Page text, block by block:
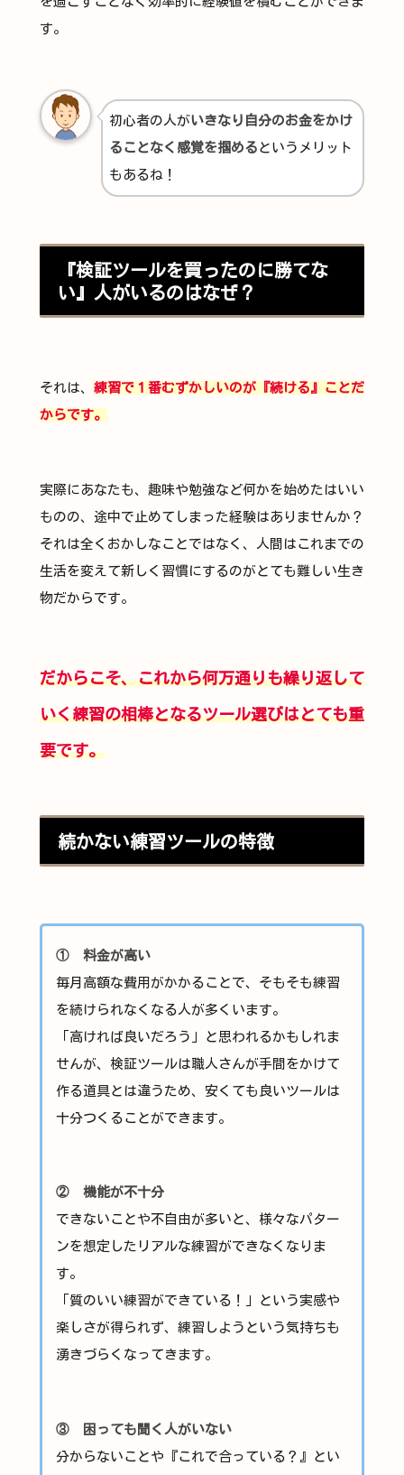
す。
初心者の人がいきなり自分のお金をかけ
ることなく感覚を掴める というメリット
もあるね！
『検証ツールを買ったのに勝てな
い』人がいるのはなぜ？
それは、 練習で１番むずかしいのが『続ける』ことだ
からです。
実際にあなたも、趣味や勉強など何かを始めたはいい
ものの、途中で止めてしまった経験はありませんか？
それは全くおかしなことではなく、人間はこれまでの
生活を変えて新しく習慣にするのがとても難しい生き
物だからです。
だからこそ、これから何万通りも繰り返して
いく練習の相棒となるツール選びはとても重
要です。
続かない練習ツールの特徴
① 料金が高い
毎月高額な費用がかかることで、そもそも練習
を続けられなくなる人が多くいます。
「高ければ良いだろう」と思われるかもしれま
せんが、検証ツールは職人さんが手間をかけて
作る道具とは違うため、安くても良いツールは
十分つくることができます。
② 機能が不十分
できないことや不自由が多いと、様々なパター
ンを想定したリアルな練習ができなくなりま
す。
「質のいい練習ができている！」という実感や
楽しさが得られず、練習しようという気持ちも
湧きづらくなってきます。
③ 困っても聞く人がいない
分からないことや『これで合っている？』とい